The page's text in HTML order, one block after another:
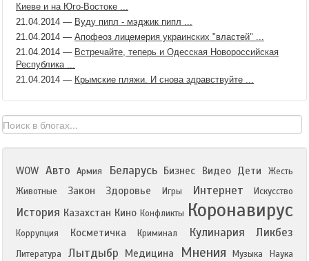
Киеве и на Юго-Востоке ...
21.04.2014 — Вуду пипл - мэджик пипл ...
21.04.2014 — Апофеоз лицемерия украинских "властей" ...
21.04.2014 — Встречайте, теперь и Одесская Новороссийская
Республика ...
21.04.2014 — Крымские пляжи. И снова здравствуйте ...
WOW Авто Армия Беларусь Бизнес Видео Дети
Жесть
Животные
Закон Здоровье Игры Интернет Искусство
История Казахстан Кино Конфликты Коронавирус
Коррупция Косметичка Криминал Кулинария Ликбез
Литература Лытдыбр Медицина Мнения Музыка Наука